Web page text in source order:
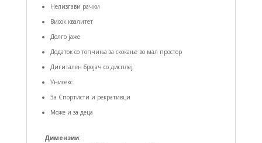
Нелизгави рачки
Висок квалитет
Долго јаже
Додаток со топчиња за скокање во мал простор
Дигитален бројач со дисплеј
Унисекс
За Спортисти и рекративци
Може и за деца
Димензии: